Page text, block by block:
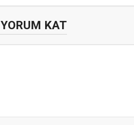
YORUM KAT